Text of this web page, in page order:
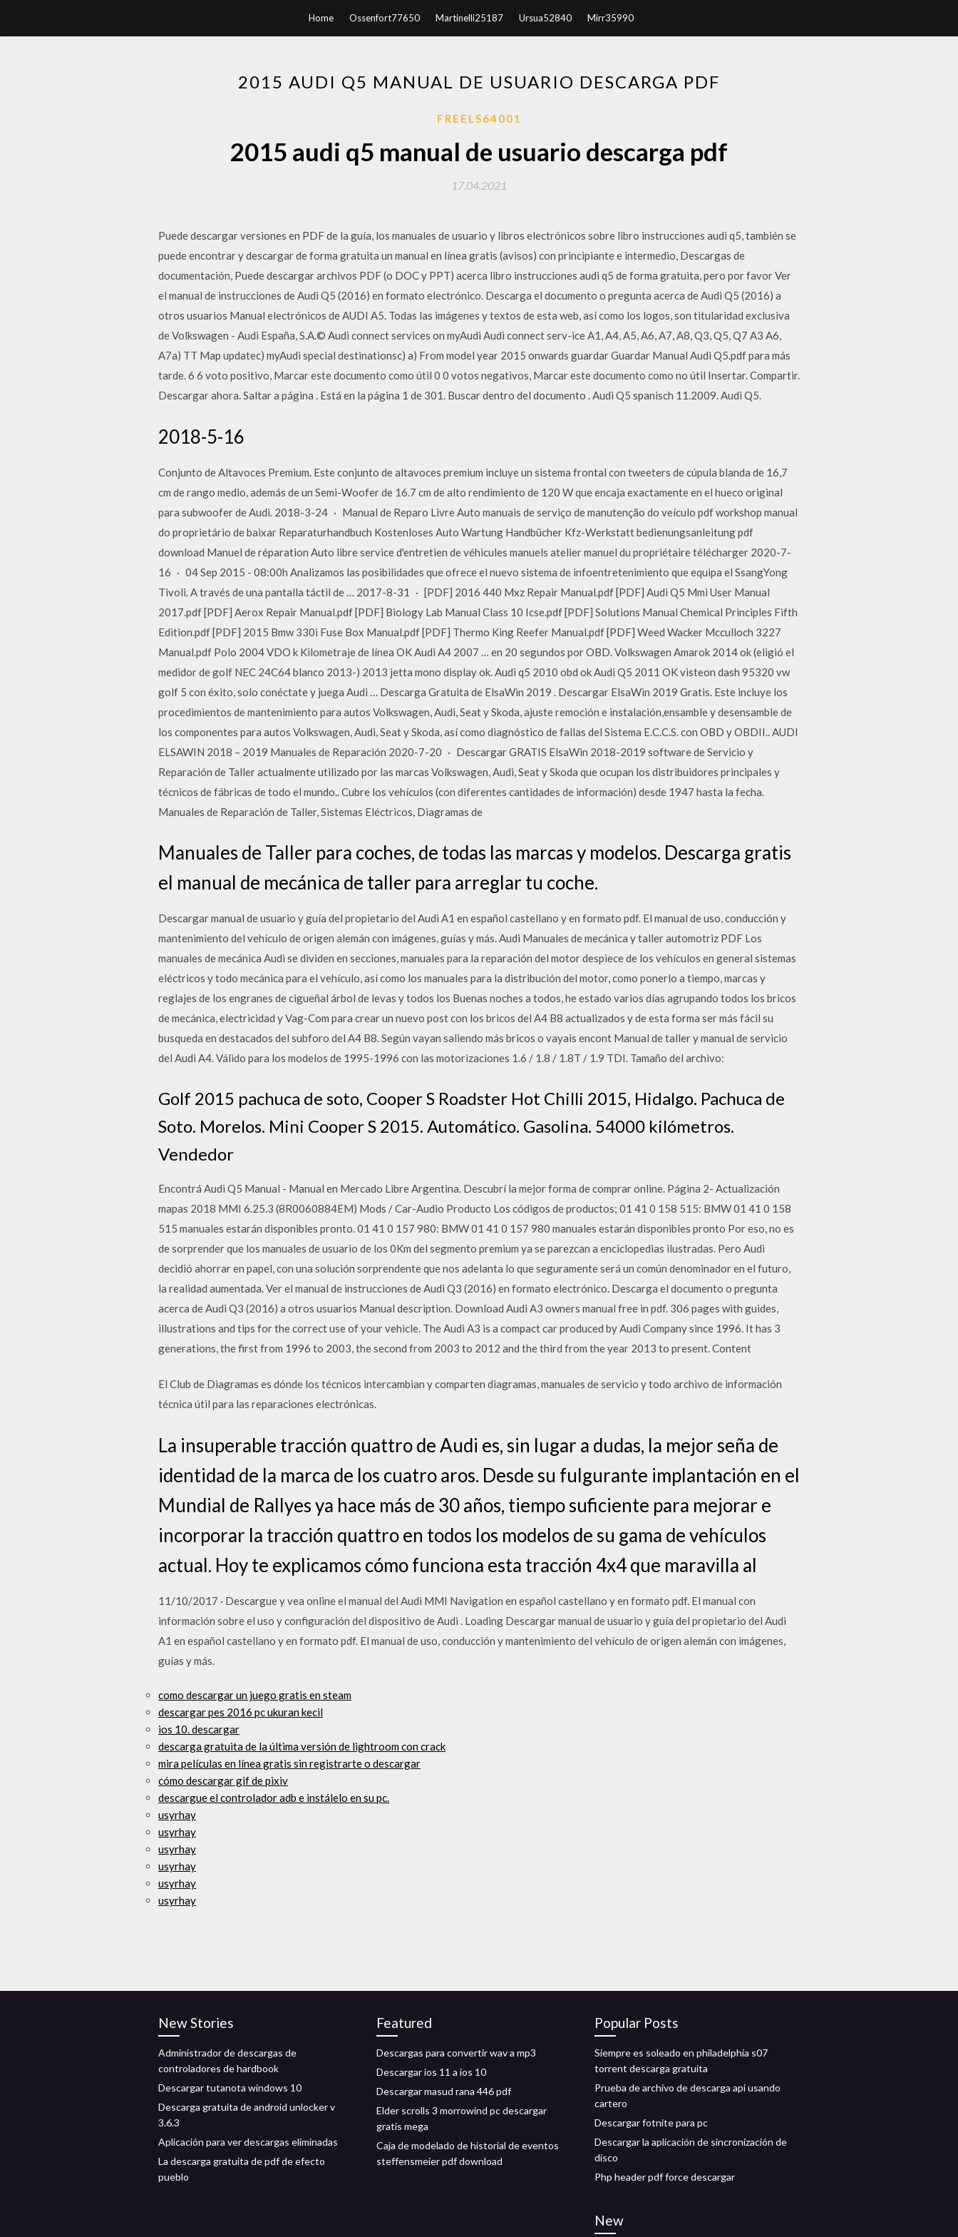
Home Ossenfort77650 Martinelli25187 Ursua52840 Mirr35990
2015 AUDI Q5 MANUAL DE USUARIO DESCARGA PDF
FREELS64001
2015 audi q5 manual de usuario descarga pdf
17.04.2021
Puede descargar versiones en PDF de la guía, los manuales de usuario y libros electrónicos sobre libro instrucciones audi q5, también se
puede encontrar y descargar de forma gratuita un manual en línea gratis (avisos) con principiante e intermedio, Descargas de
documentación, Puede descargar archivos PDF (o DOC y PPT) acerca libro instrucciones audi q5 de forma gratuita, pero por favor Ver
el manual de instrucciones de Audi Q5 (2016) en formato electrónico. Descarga el documento o pregunta acerca de Audi Q5 (2016) a
otros usuarios Manual electrónicos de AUDI A5. Todas las imágenes y textos de esta web, así como los logos, son titularidad exclusiva
de Volkswagen - Audi España, S.A.© Audi connect services on myAudi Audi connect serv-ice A1, A4, A5, A6, A7, A8, Q3, Q5, Q7 A3 A6,
A7a) TT Map updatec) myAudi special destinationsc) a) From model year 2015 onwards guardar Guardar Manual Audi Q5.pdf para más
tarde. 6 6 voto positivo, Marcar este documento como útil 0 0 votos negativos, Marcar este documento como no útil Insertar. Compartir.
Descargar ahora. Saltar a página . Está en la página 1 de 301. Buscar dentro del documento . Audi Q5 spanisch 11.2009. Audi Q5.
2018-5-16
Conjunto de Altavoces Premium. Este conjunto de altavoces premium incluye un sistema frontal con tweeters de cúpula blanda de 16,7
cm de rango medio, además de un Semi-Woofer de 16.7 cm de alto rendimiento de 120 W que encaja exactamente en el hueco original
para subwoofer de Audi. 2018-3-24 · Manual de Reparo Livre Auto manuais de serviço de manutenção do veículo pdf workshop manual
do proprietário de baixar Reparaturhandbuch Kostenloses Auto Wartung Handbücher Kfz-Werkstatt bedienungsanleitung pdf
download Manuel de réparation Auto libre service d'entretien de véhicules manuels atelier manuel du propriétaire télécharger 2020-7-
16 · 04 Sep 2015 - 08:00h Analizamos las posibilidades que ofrece el nuevo sistema de infoentretenimiento que equipa el SsangYong
Tivoli. A través de una pantalla táctil de … 2017-8-31 · [PDF] 2016 440 Mxz Repair Manual.pdf [PDF] Audi Q5 Mmi User Manual
2017.pdf [PDF] Aerox Repair Manual.pdf [PDF] Biology Lab Manual Class 10 Icse.pdf [PDF] Solutions Manual Chemical Principles Fifth
Edition.pdf [PDF] 2015 Bmw 330i Fuse Box Manual.pdf [PDF] Thermo King Reefer Manual.pdf [PDF] Weed Wacker Mcculloch 3227
Manual.pdf Polo 2004 VDO k Kilometraje de línea OK Audi A4 2007 … en 20 segundos por OBD. Volkswagen Amarok 2014 ok (eligió el
medidor de golf NEC 24C64 blanco 2013-) 2013 jetta mono display ok. Audi q5 2010 obd ok Audi Q5 2011 OK visteon dash 95320 vw
golf 5 con éxito, solo conéctate y juega Audi … Descarga Gratuita de ElsaWin 2019 . Descargar ElsaWin 2019 Gratis. Este incluye los
procedimientos de mantenimiento para autos Volkswagen, Audi, Seat y Skoda, ajuste remoción e instalación,ensamble y desensamble de
los componentes para autos Volkswagen, Audi, Seat y Skoda, así como diagnóstico de fallas del Sistema E.C.C.S. con OBD y OBDII.. AUDI
ELSAWIN 2018 – 2019 Manuales de Reparación 2020-7-20 · Descargar GRATIS ElsaWin 2018-2019 software de Servicio y
Reparación de Taller actualmente utilizado por las marcas Volkswagen, Audi, Seat y Skoda que ocupan los distribuidores principales y
técnicos de fábricas de todo el mundo.. Cubre los vehículos (con diferentes cantidades de información) desde 1947 hasta la fecha.
Manuales de Reparación de Taller, Sistemas Eléctricos, Diagramas de
Manuales de Taller para coches, de todas las marcas y modelos. Descarga gratis
el manual de mecánica de taller para arreglar tu coche.
Descargar manual de usuario y guía del propietario del Audi A1 en español castellano y en formato pdf. El manual de uso, conducción y
mantenimiento del vehículo de origen alemán con imágenes, guías y más. Audi Manuales de mecánica y taller automotriz PDF Los
manuales de mecánica Audi se dividen en secciones, manuales para la reparación del motor despiece de los vehículos en general sistemas
eléctricos y todo mecánica para el vehículo, así como los manuales para la distribución del motor, como ponerlo a tiempo, marcas y
reglajes de los engranes de cigueñal árbol de levas y todos los Buenas noches a todos, he estado varios días agrupando todos los bricos
de mecánica, electricidad y Vag-Com para crear un nuevo post con los bricos del A4 B8 actualizados y de esta forma ser más fácil su
busqueda en destacados del subforo del A4 B8. Según vayan saliendo más bricos o vayais encont Manual de taller y manual de servicio
del Audi A4. Válido para los modelos de 1995-1996 con las motorizaciones 1.6 / 1.8 / 1.8T / 1.9 TDI. Tamaño del archivo:
Golf 2015 pachuca de soto, Cooper S Roadster Hot Chilli 2015, Hidalgo. Pachuca de
Soto. Morelos. Mini Cooper S 2015. Automático. Gasolina. 54000 kilómetros.
Vendedor
Encontrá Audi Q5 Manual - Manual en Mercado Libre Argentina. Descubrí la mejor forma de comprar online. Página 2- Actualización
mapas 2018 MMI 6.25.3 (8R0060884EM) Mods / Car-Audio Producto Los códigos de productos; 01 41 0 158 515: BMW 01 41 0 158
515 manuales estarán disponibles pronto. 01 41 0 157 980: BMW 01 41 0 157 980 manuales estarán disponibles pronto Por eso, no es
de sorprender que los manuales de usuario de los 0Km del segmento premium ya se parezcan a enciclopedias ilustradas. Pero Audi
decidió ahorrar en papel, con una solución sorprendente que nos adelanta lo que seguramente será un común denominador en el futuro,
la realidad aumentada. Ver el manual de instrucciones de Audi Q3 (2016) en formato electrónico. Descarga el documento o pregunta
acerca de Audi Q3 (2016) a otros usuarios Manual description. Download Audi A3 owners manual free in pdf. 306 pages with guides,
illustrations and tips for the correct use of your vehicle. The Audi A3 is a compact car produced by Audi Company since 1996. It has 3
generations, the first from 1996 to 2003, the second from 2003 to 2012 and the third from the year 2013 to present. Content
El Club de Diagramas es dónde los técnicos intercambian y comparten diagramas, manuales de servicio y todo archivo de información
técnica útil para las reparaciones electrónicas.
La insuperable tracción quattro de Audi es, sin lugar a dudas, la mejor seña de
identidad de la marca de los cuatro aros. Desde su fulgurante implantación en el
Mundial de Rallyes ya hace más de 30 años, tiempo suficiente para mejorar e
incorporar la tracción quattro en todos los modelos de su gama de vehículos
actual. Hoy te explicamos cómo funciona esta tracción 4x4 que maravilla al
11/10/2017 · Descargue y vea online el manual del Audi MMI Navigation en español castellano y en formato pdf. El manual con
información sobre el uso y configuración del dispositivo de Audi . Loading Descargar manual de usuario y guía del propietario del Audi
A1 en español castellano y en formato pdf. El manual de uso, conducción y mantenimiento del vehículo de origen alemán con imágenes,
guías y más.
como descargar un juego gratis en steam
descargar pes 2016 pc ukuran kecil
ios 10. descargar
descarga gratuita de la última versión de lightroom con crack
mira películas en línea gratis sin registrarte o descargar
cómo descargar gif de pixiv
descargue el controlador adb e instálelo en su pc.
usyrhay
usyrhay
usyrhay
usyrhay
usyrhay
usyrhay
New Stories
Administrador de descargas de
controladores de hardbook
Descargar tutanota windows 10
Descarga gratuita de android unlocker v
3.6.3
Aplicación para ver descargas eliminadas
La descarga gratuita de pdf de efecto
pueblo
Featured
Descargas para convertir wav a mp3
Descargar ios 11 a ios 10
Descargar masud rana 446 pdf
Elder scrolls 3 morrowind pc descargar
gratis mega
Caja de modelado de historial de eventos
steffensmeier pdf download
Popular Posts
Siempre es soleado en philadelphia s07
torrent descarga gratuita
Prueba de archivo de descarga api usando
cartero
Descargar fotnite para pc
Descargar la aplicación de sincronización de
disco
Php header pdf force descargar
New